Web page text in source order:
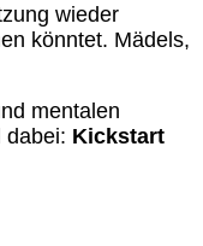
wieder
könntet. Mädels,
mentalen
dabei: Kickstart